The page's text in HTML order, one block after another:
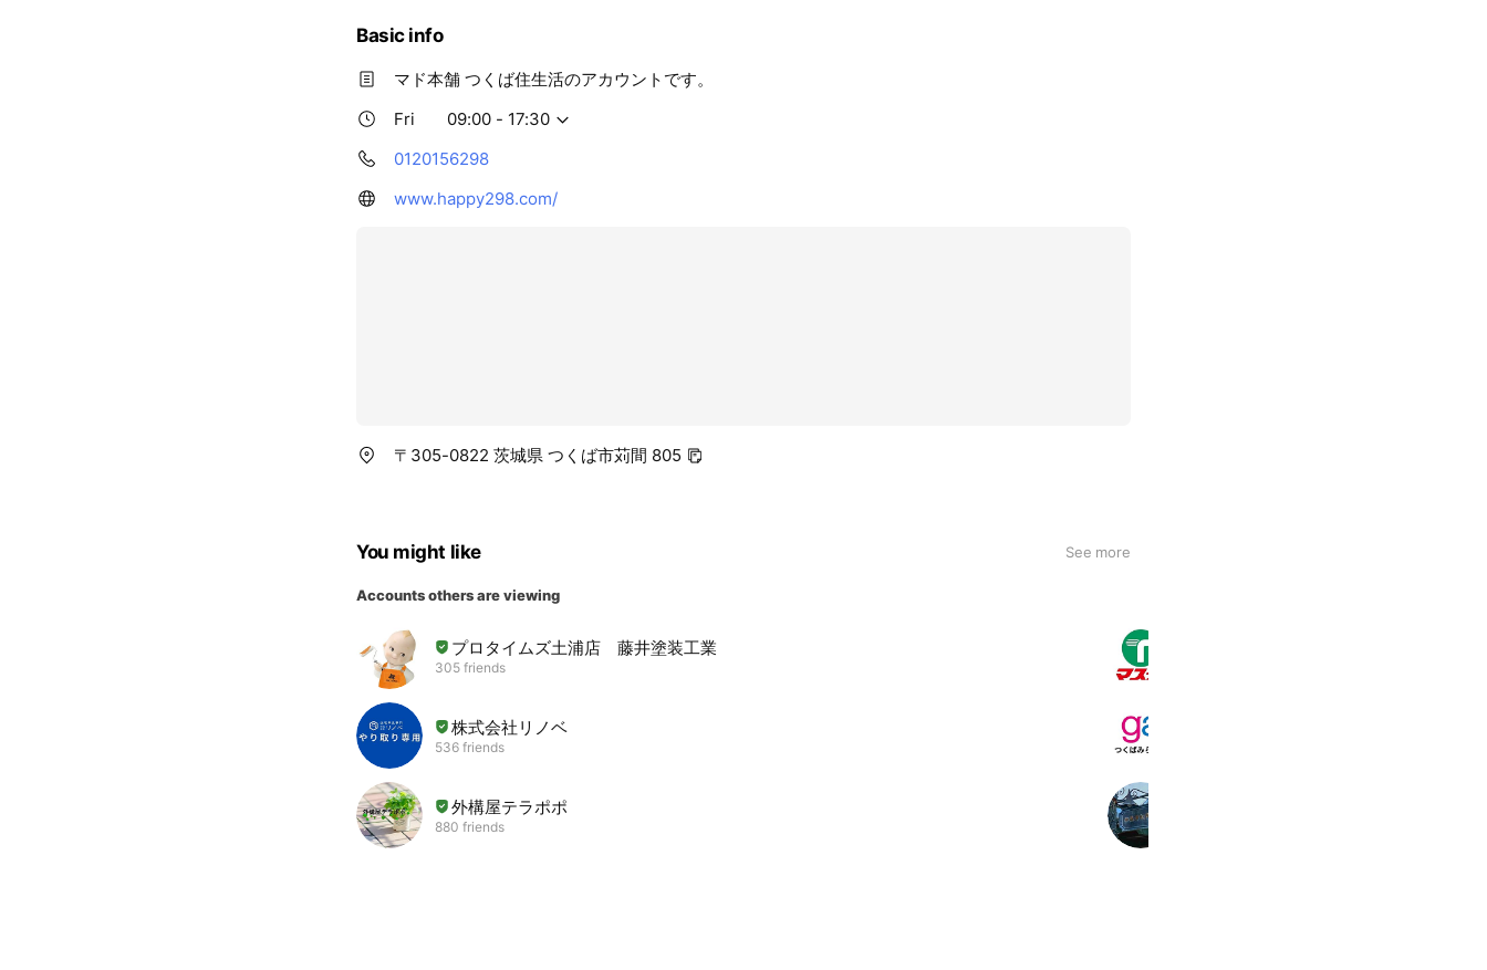
Basic info
マド本舗 つくば住生活のアカウントです。
Fri
09:00 - 17:30
0120156298
www.happy298.com/
〒305-0822 茨城県 つくば市苅間 805
You might like See more
Accounts others are viewing
プロタイムズ土浦店 藤井塗装工業
305 friends
株式会社リノベ
536 friends
外構屋テラポポ
880 friends